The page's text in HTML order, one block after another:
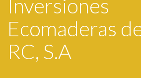
Inversiones
Ecomaderas
RC, S.A